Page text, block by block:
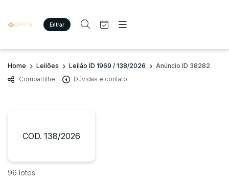
Entrar
Criar conta Entrar
Site
Agenda
Quem Somos
Imóveis
Veículos
Carros
Busca por palavra-chave
Bairro
Quem Somos
Home Leilões Leilão ID 1969 / 138/2026
Anúncio ID 38282
Compartilhe
Dúvidas e contato
COD. 138/2026
96 lotes